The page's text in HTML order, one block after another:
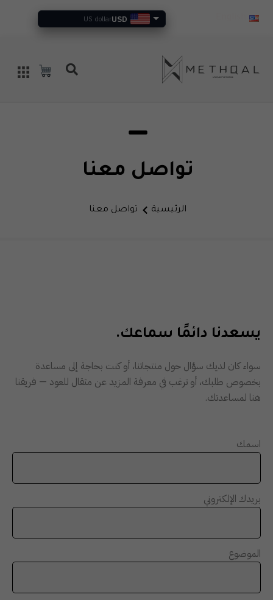
USD
US dollar
تواصل معنا
الرئيسية تواصل معنا
يسعدنا دائمًا سماعك.
سواء كان لديك سؤال حول منتجاتنا، أو كنت بحاجة إلى مساعدة
بخصوص طلبك، أو ترغب في معرفة المزيد عن مثقال للعود — فريقنا
هنا لمساعدتك.
اسمك
بريدك الإلكتروني
الموضوع